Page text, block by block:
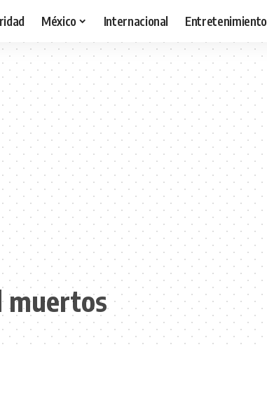
México Internacional Entretenimiento
muertos